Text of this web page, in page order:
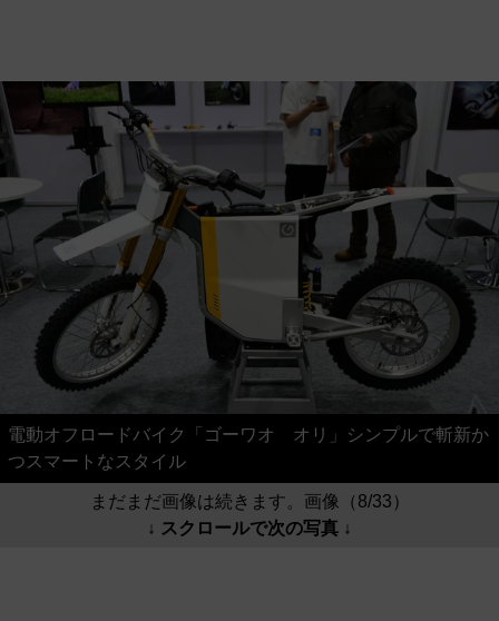
電動オフロードバイク「ゴーワオ オリ」シンプルで斬新か
つスマートなスタイル
まだまだ画像は続きます。画像（8/33）
↓ スクロールで次の写真 ↓